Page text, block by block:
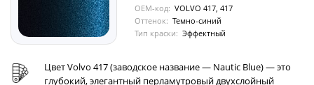
OEM-код: VOLVO 417, 417
Оттенок: Темно-синий
Тип краски: Эффектный
Цвет Volvo 417 (заводское название — Nautic Blue) — это
глубокий, элегантный перламутровый двухслойный